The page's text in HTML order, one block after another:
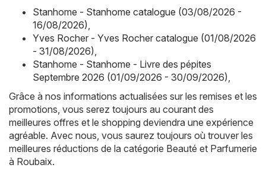
Stanhome - Stanhome catalogue (03/08/2026 -
16/08/2026),
Yves Rocher - Yves Rocher catalogue (01/08/2026
- 31/08/2026),
Stanhome - Stanhome - Livre des pépites
Septembre 2026 (01/09/2026 - 30/09/2026),
Grâce à nos informations actualisées sur les remises et les
promotions, vous serez toujours au courant des
meilleures offres et le shopping deviendra une expérience
agréable. Avec nous, vous saurez toujours où trouver les
meilleures réductions de la catégorie Beauté et Parfumerie
à Roubaix.